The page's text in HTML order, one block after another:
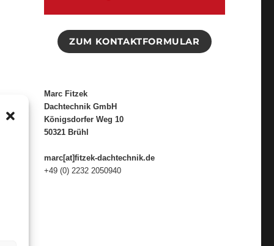
ZUM KONTAKTFORMULAR
Marc Fitzek
Dachtechnik GmbH
Königsdorfer Weg 10
50321 Brühl
marc[at]fitzek-dachtechnik.de
+49 (0) 2232 2050940